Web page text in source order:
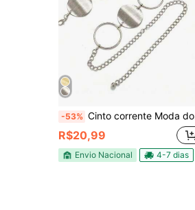
-53% Cinto corrente Moda dourado prata largura 5.5 cm
R$20,99
Envio Nacional 4-7 dias